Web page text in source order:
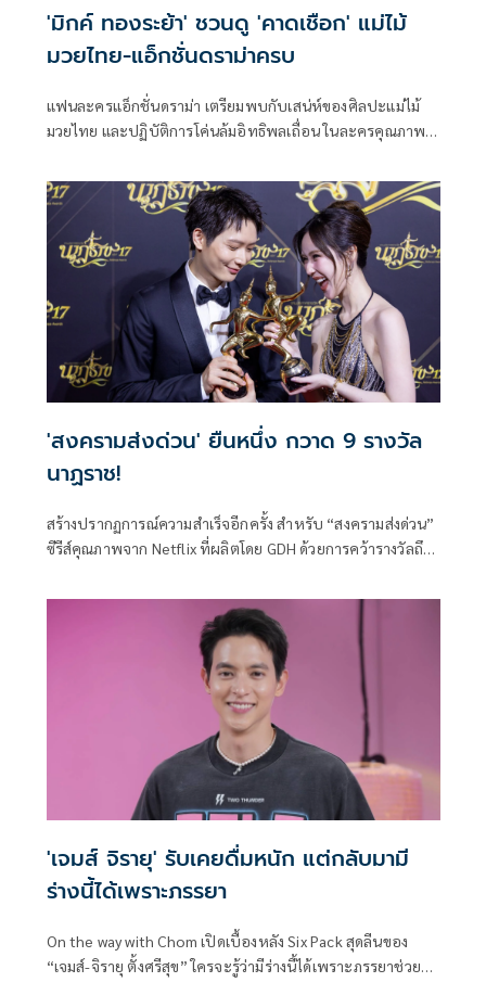
'มิกค์ ทองระย้า' ชวนดู 'คาดเชือก' แม่ไม้
มวยไทย-แอ็กชั่นดราม่าครบ
แฟนละครแอ็กชั่นดราม่า เตรียมพบกับเสน่ห์ของศิลปะแม่ไม้
มวยไทย และปฏิบัติการโค่นล้มอิทธิพลเถื่อน ในละครคุณภาพ
ประพันธ์ของ บัณฑิต ฤทธิ์ถกล บทโทรทัศน์โดย สถาพร สุชาติ
กำกับการแสดงโดย วิชัย นิ่มสกุล นำแสดงโดย มิกค์ ทองระย้า,
โบว์ เมลดา, เคลลี่ ธนะพัฒน์ และ จั๊กจั่น อคัมย์สิริ
'สงครามส่งด่วน' ยืนหนึ่ง กวาด 9 รางวัล
นาฏราช!
สร้างปรากฏการณ์ความสำเร็จอีกครั้ง สำหรับ “สงครามส่งด่วน”
ซีรีส์คุณภาพจาก Netflix ที่ผลิตโดย GDH ด้วยการคว้ารางวัลถึง
'เจมส์ จิรายุ' รับเคยดื่มหนัก แต่กลับมามี
ร่างนี้ได้เพราะภรรยา
On the way with Chom เปิดเบื้องหลัง Six Pack สุดลีนของ
“เจมส์-จิรายุ ตั้งศรีสุข” ใครจะรู้ว่ามีร่างนี้ได้เพราะภรรยาช่วย